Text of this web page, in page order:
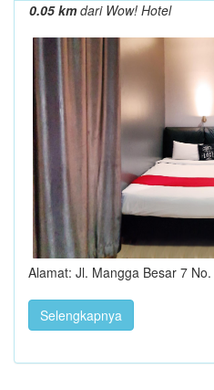
0.05 kmdari Wow! Hotel
Alamat: Jl. Mangga Besar 7
Selengkapnya